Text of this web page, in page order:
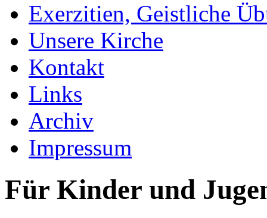
Exerzitien, Geistliche
Unsere Kirche
Kontakt
Links
Archiv
Impressum
Für Kinder und